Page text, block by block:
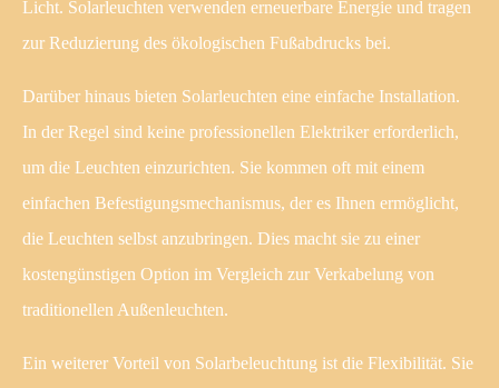
Licht. Solarleuchten verwenden erneuerbare Energie und tragen
zur Reduzierung des ökologischen Fußabdrucks bei.
Darüber hinaus bieten Solarleuchten eine einfache Installation.
In der Regel sind keine professionellen Elektriker erforderlich,
um die Leuchten einzurichten. Sie kommen oft mit einem
einfachen Befestigungsmechanismus, der es Ihnen ermöglicht,
die Leuchten selbst anzubringen. Dies macht sie zu einer
kostengünstigen Option im Vergleich zur Verkabelung von
traditionellen Außenleuchten.
Ein weiterer Vorteil von Solarbeleuchtung ist die Flexibilität. Sie